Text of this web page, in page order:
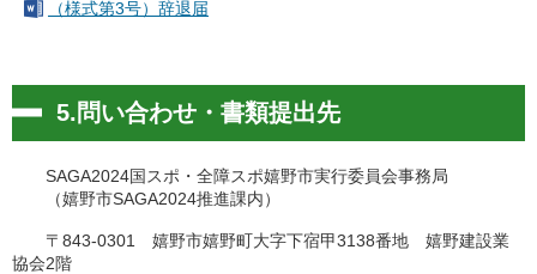
（様式第3号）辞退届
5.問い合わせ・書類提出先
SAGA2024国スポ・全障スポ嬉野市実行委員会事務局
（嬉野市SAGA2024推進課内）
〒843-0301 嬉野市嬉野町大字下宿甲3138番地 嬉野建設業
協会2階